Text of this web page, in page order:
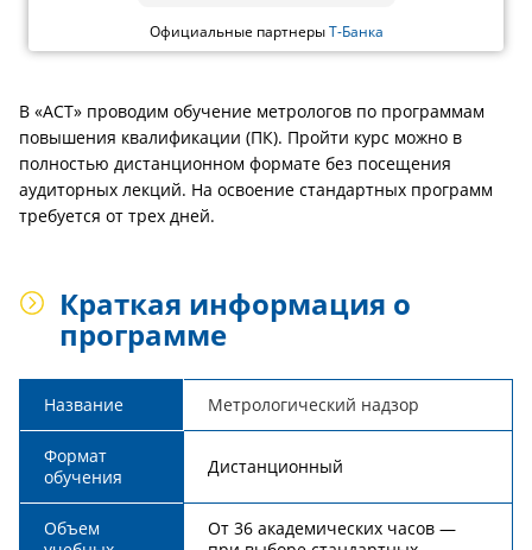
Официальные партнерыТ-Банка
В «АСТ» проводим обучение метрологов по программам
повышения квалификации (ПК). Пройти курс можно в
полностью дистанционном формате без посещения
аудиторных лекций. На освоение стандартных программ
требуется от трех дней.
Краткая информация о
программе
Название Метрологический надзор
Формат
обучения
Дистанционный
Объем
От 36 академических часов —